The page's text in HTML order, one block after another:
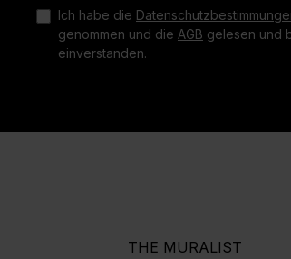
Ich habe die
genommen und die AGB gelesen und
einverstanden.
THE MURALIST